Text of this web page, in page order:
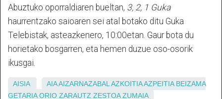
Abuztuko oporraldiaren bueltan, 3, 2, 1 Guka
haurrentzako saioaren sei atal botako ditu Guka
Telebistak, asteazkenero, 10:00etan. Gaur bota du
horietako bosgarren, eta hemen duzue oso-osorik
ikusgai.
AISIA AIAAIZARNAZABAL AZKOITIAAZPEITIA BEIZAMA
GETARIA ORIO ZARAUTZ ZESTOA ZUMAIA